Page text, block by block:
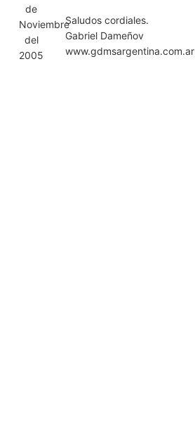
de
Noviembre
del
2005
Saludos cordiales.
Gabriel Dameñov
www.gdmsargentina.com.ar